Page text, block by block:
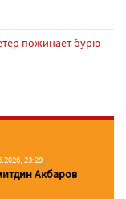
пожинает бурю
23:29
Акбаров